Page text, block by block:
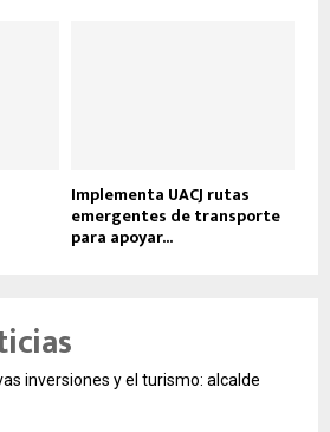
Implementa UACJ rutas
emergentes de transporte
para apoyar...
inversiones y el turismo: alcalde